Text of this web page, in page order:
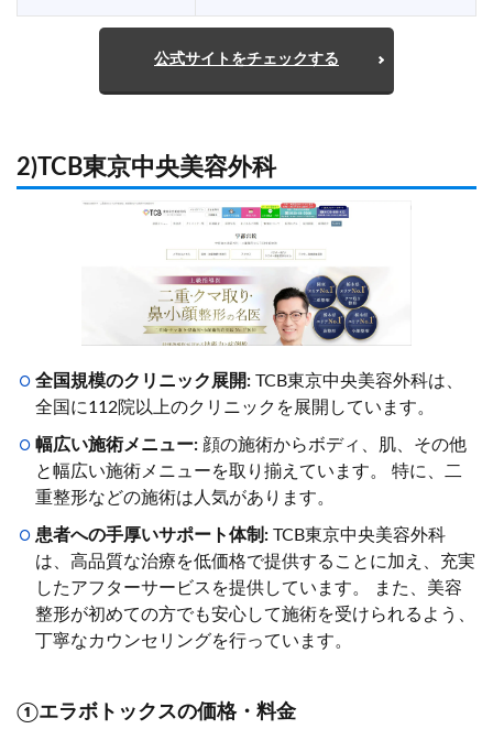
公式サイトをチェックする
2)TCB東京中央美容外科
全国規模のクリニック展開: TCB東京中央美容外科は、
全国に112院以上のクリニックを展開しています。
幅広い施術メニュー: 顔の施術からボディ、肌、その他
と幅広い施術メニューを取り揃えています。 特に、二
重整形などの施術は人気があります。
患者への手厚いサポート体制: TCB東京中央美容外科
は、高品質な治療を低価格で提供することに加え、充実
したアフターサービスを提供しています。 また、美容
整形が初めての方でも安心して施術を受けられるよう、
丁寧なカウンセリングを行っています。
①エラボトックスの価格・料金